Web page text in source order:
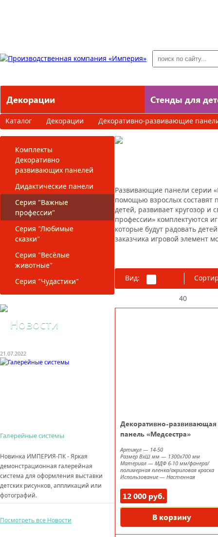
Декорации Стенды для
Каталог Декорации Декоративно-развивающие
Комплекты
Декоративно
развивающих панелей
Дидактические панели
Серия "Важные
профессии"
Серия "Любимые
сказки"
Серия "Весёлые
животные"
Серия "Чудастики"
Новости
21.07.2022
Галерейные системы
Новинка ИМПЕРИЯ-ПК - Яркая
демонстрационная галерейная
система для оформления выставки
детских рисунков, аппликаций или
фотографий.
Посмотреть все Новости
Развивающие панели серии
помощью взрослых составят
детей, развивает кругозор
профессии» комплектуются
которые будут радовать
заказчика игровой элемент
Вид:
40
Декоративно-развивающая
панель «Медсестра»
Артикул — 14-50
Размер ВxШ мм — 1300х700 мм
Материал — МДФ 6-10 мм/фанера/
полимерная пленка/акриловая краска
Использование — Настенная
12 000 руб.
В корзину